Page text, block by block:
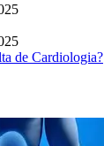
de Cardiologia?